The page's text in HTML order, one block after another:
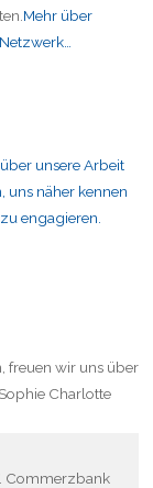
Mehr über
unsere Arbeit
näher kennen
engagieren.
freuen wir uns über
Charlotte
Commerzbank